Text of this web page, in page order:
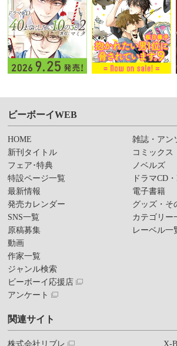
ビーボーイWEB
HOME
新刊タイトル
フェア･特典
特設ページ一覧
最新情報
発売カレンダー
SNS一覧
原稿募集
動画
作家一覧
ジャンル検索
ビーボーイ応援店
アンケート
雑誌・アン
コミックス
ノベルズ
ドラマCD
電子書籍
グッズ・そ
カテゴリー
レーベル一
関連サイト
株式会社リブレ X-